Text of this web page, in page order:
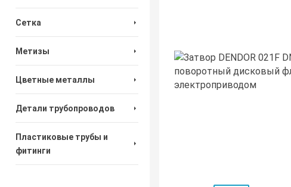
Сетка
Метизы
Цветные металлы
Детали трубопроводов
Пластиковые трубы и
фитинги